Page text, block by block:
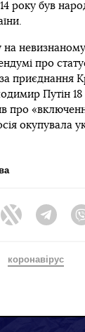
року був
на
про
приєднання
Путін 18
про
окупувала
Twitter
коронавірус